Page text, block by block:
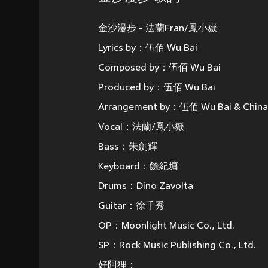
金沙漫步 - 法蘭Fran/鳳小嶽
Lyrics by：伍佰 Wu Bai
Composed by：伍佰 Wu Bai
Produced by：伍佰 Wu Bai
Arrangement by：伍佰 Wu Bai &
Vocal：法蘭/鳳小嶽
Bass：朱劍輝
Keyboard：餘紀墉
Drums：Dino Zavolta
Guitar：徐千秀
OP：Moonlight Music Co., Ltd.
SP：Rock Music Publishing Co., Ltd.
好阿狸：